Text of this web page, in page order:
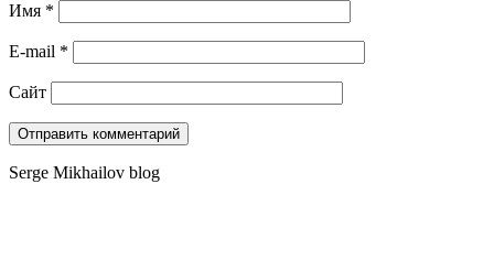
Имя *
E-mail *
Сайт
Serge Mikhailov blog